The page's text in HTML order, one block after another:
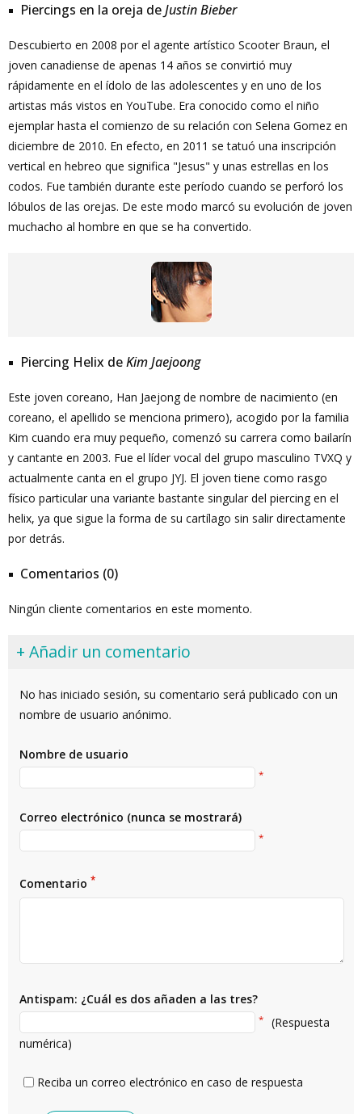
Piercings en la oreja deJustin Bieber
Descubierto en 2008 por el agente artístico Scooter Braun, el
joven canadiense de apenas 14 años se convirtió muy
rápidamente en el ídolo de las adolescentes y en uno de los
artistas más vistos en YouTube. Era conocido como el niño
ejemplar hasta el comienzo de su relación con Selena Gomez en
diciembre de 2010. En efecto, en 2011 se tatuó una inscripción
vertical en hebreo que significa "Jesus" y unas estrellas en los
codos. Fue también durante este período cuando se perforó los
lóbulos de las orejas. De este modo marcó su evolución de joven
muchacho al hombre en que se ha convertido.
Piercing Helix deKim Jaejoong
Este joven coreano, Han Jaejong de nombre de nacimiento (en
coreano, el apellido se menciona primero), acogido por la familia
Kim cuando era muy pequeño, comenzó su carrera como bailarín
y cantante en 2003. Fue el líder vocal del grupo masculino TVXQ y
actualmente canta en el grupo JYJ. El joven tiene como rasgo
físico particular una variante bastante singular del piercing en el
helix, ya que sigue la forma de su cartílago sin salir directamente
por detrás.
Comentarios (0)
Ningún cliente comentarios en este momento.
+ Añadir un comentario
No has iniciado sesión, su comentario será publicado con un
nombre de usuario anónimo.
Nombre de usuario
*
Correo electrónico (nunca se mostrará)
*
Comentario *
Antispam: ¿Cuál es dos añaden a las tres?
*
(Respuesta
numérica)
Reciba un correo electrónico en caso de respuesta